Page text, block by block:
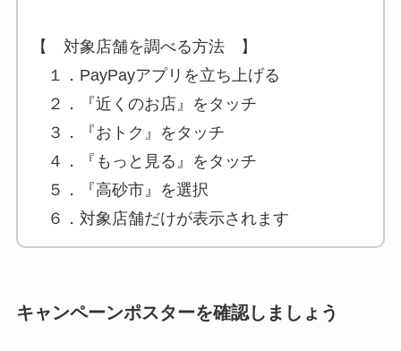
【 対象店舗を調べる方法 】
１．PayPayアプリを立ち上げる
２．『近くのお店』をタッチ
３．『おトク』をタッチ
４．『もっと見る』をタッチ
５．『高砂市』を選択
６．対象店舗だけが表示されます
キャンペーンポスターを確認しましょう